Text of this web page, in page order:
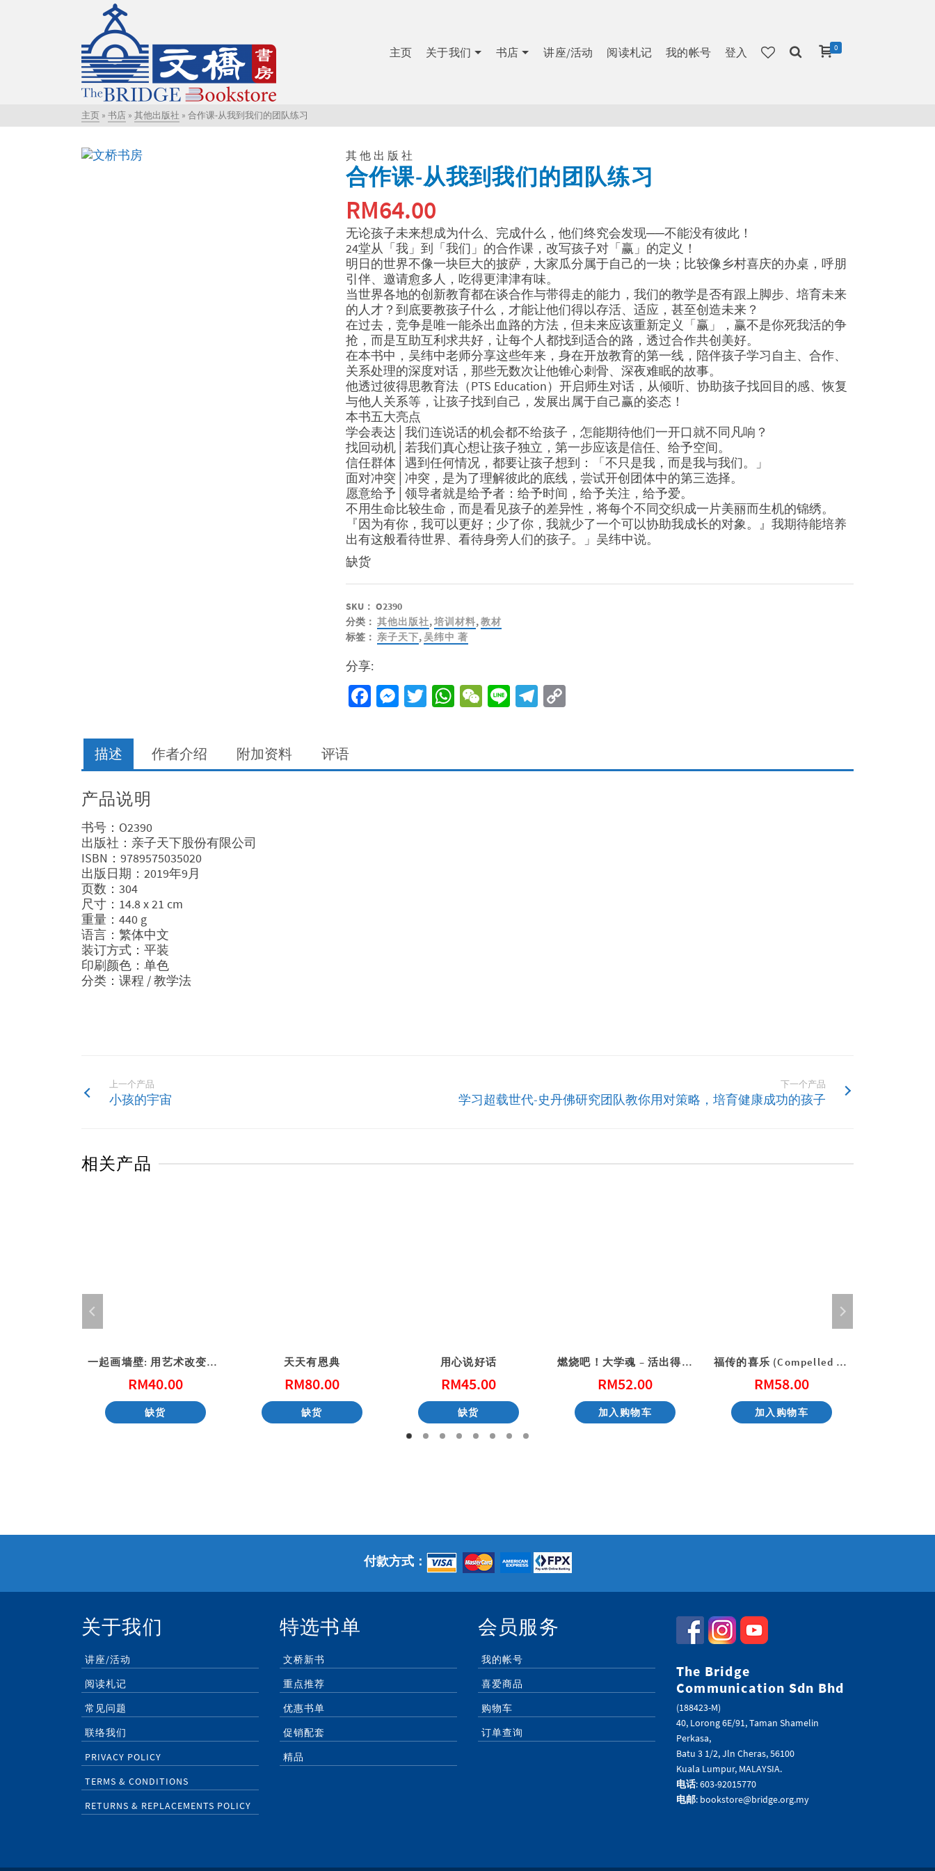
主页 关于我们 书店 讲座/活动 阅读札记 我的帐号 登入 0
主页 » 书店 » 其他出版社 » 合作课-从我到我们的团队练习
其他出版社
合作课-从我到我们的团队练习
RM64.00
无论孩子未来想成为什么、完成什么，他们终究会发现──不能没有彼此！
24堂从「我」到「我们」的合作课，改写孩子对「赢」的定义！
明日的世界不像一块巨大的披萨，大家瓜分属于自己的一块；比较像乡村喜庆的办桌，呼朋
引伴、邀请愈多人，吃得更津津有味。
当世界各地的创新教育都在谈合作与带得走的能力，我们的教学是否有跟上脚步、培育未来
的人才？到底要教孩子什么，才能让他们得以存活、适应，甚至创造未来？
在过去，竞争是唯一能杀出血路的方法，但未来应该重新定义「赢」，赢不是你死我活的争
抢，而是互助互利求共好，让每个人都找到适合的路，透过合作共创美好。
在本书中，吴纬中老师分享这些年来，身在开放教育的第一线，陪伴孩子学习自主、合作、
关系处理的深度对话，那些无数次让他锥心刺骨、深夜难眠的故事。
他透过彼得思教育法（PTS Education）开启师生对话，从倾听、协助孩子找回目的感、恢复
与他人关系等，让孩子找到自己，发展出属于自己赢的姿态！
本书五大亮点
学会表达│我们连说话的机会都不给孩子，怎能期待他们一开口就不同凡响？
找回动机│若我们真心想让孩子独立，第一步应该是信任、给予空间。
信任群体│遇到任何情况，都要让孩子想到：「不只是我，而是我与我们。」
面对冲突│冲突，是为了理解彼此的底线，尝试开创团体中的第三选择。
愿意给予│领导者就是给予者：给予时间，给予关注，给予爱。
不用生命比较生命，而是看见孩子的差异性，将每个不同交织成一片美丽而生机的锦绣。
『因为有你，我可以更好；少了你，我就少了一个可以协助我成长的对象。』我期待能培养
出有这般看待世界、看待身旁人们的孩子。」吴纬中说。
缺货
SKU： O2390
分类： 其他出版社,培训材料,教材
标签： 亲子天下,吴纬中 著
分享:
Facebook
Messenger
Twitter
WhatsApp
WeChat
LineTelegram
Copy
描述 作者介绍 附加资料 评语
产品说明
书号：O2390
出版社：亲子天下股份有限公司
ISBN：9789575035020
出版日期：2019年9月
页数：304
尺寸：14.8 x 21 cm
重量：440 g
语言：繁体中文
装订方式：平装
印刷颜色：单色
分类：课程 / 教学法
上一个产品
小孩的宇宙
下一个产品
学习超载世代-史丹佛研究团队教你用对策略，培育健康成功的孩子
相关产品
一起画墙壁: 用艺术改变社区 (港版)
RM40.00
缺货
天天有恩典
RM80.00
缺货
用心说好话
RM45.00
缺货
燃烧吧！大学魂 – 活出得胜的大学生活
RM52.00
加入购物车
福传的喜乐 (Compelled by Joy)
RM58.00
加入购物车
付款方式：
关于我们
讲座/活动
阅读札记
常见问题
联络我们
PRIVACY POLICY
TERMS & CONDITIONS
RETURNS & REPLACEMENTS POLICY
特选书单
文桥新书
重点推荐
优惠书单
促销配套
精品
会员服务
我的帐号
喜爱商品
购物车
订单查询
The Bridge
Communication Sdn Bhd
(188423-M)
40, Lorong 6E/91, Taman Shamelin
Perkasa,
Batu 3 1/2, Jln Cheras, 56100
Kuala Lumpur, MALAYSIA.
电话: 603-92015770
电邮: bookstore@bridge.org.my